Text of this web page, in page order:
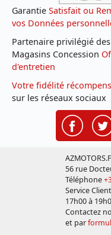
Garantie Satisfait ou
vos Données
Partenaire privilégié des
Magasins Concession
d'entretien
Votre fidélité
sur les réseaux sociaux
56 rue
Téléphone
Service
17h00 à
Contactez
et par